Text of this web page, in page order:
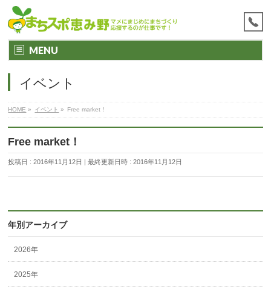
MENU
イベント
HOME » イベント » Free market！
Free market！
投稿日 : 2016年11月12日 最終更新日時 : 2016年11月12日
年別アーカイブ
2026年
2025年